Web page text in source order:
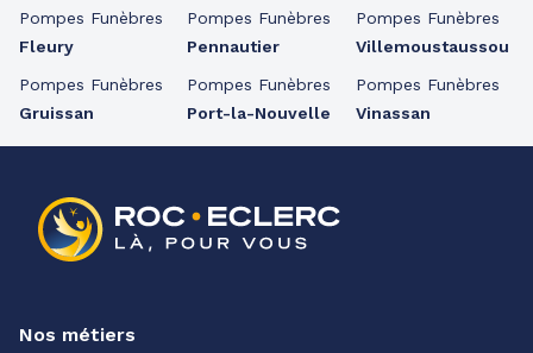
Pompes Funèbres
Fleury
Pompes Funèbres
Gruissan
Pompes Funèbres
Pennautier
Pompes Funèbres
Port-la-Nouvelle
Pompes Funèbres
Villemoustaussou
Pompes Funèbres
Vinassan
Nos métiers